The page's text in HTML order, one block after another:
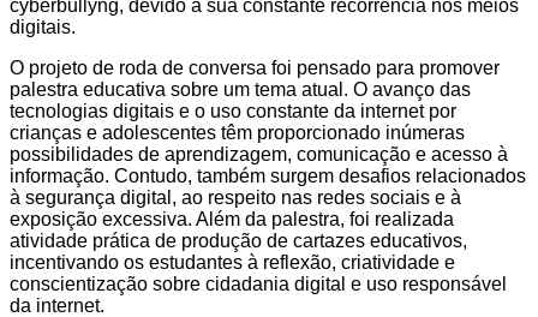
cyberbullyng, devido a sua constante recorrência nos meios
digitais.
O projeto de roda de conversa foi pensado para promover
palestra educativa sobre um tema atual. O avanço das
tecnologias digitais e o uso constante da internet por
crianças e adolescentes têm proporcionado inúmeras
possibilidades de aprendizagem, comunicação e acesso à
informação. Contudo, também surgem desafios relacionados
à segurança digital, ao respeito nas redes sociais e à
exposição excessiva. Além da palestra, foi realizada
atividade prática de produção de cartazes educativos,
incentivando os estudantes à reflexão, criatividade e
conscientização sobre cidadania digital e uso responsável
da internet.